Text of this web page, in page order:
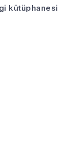
kütüphanesi